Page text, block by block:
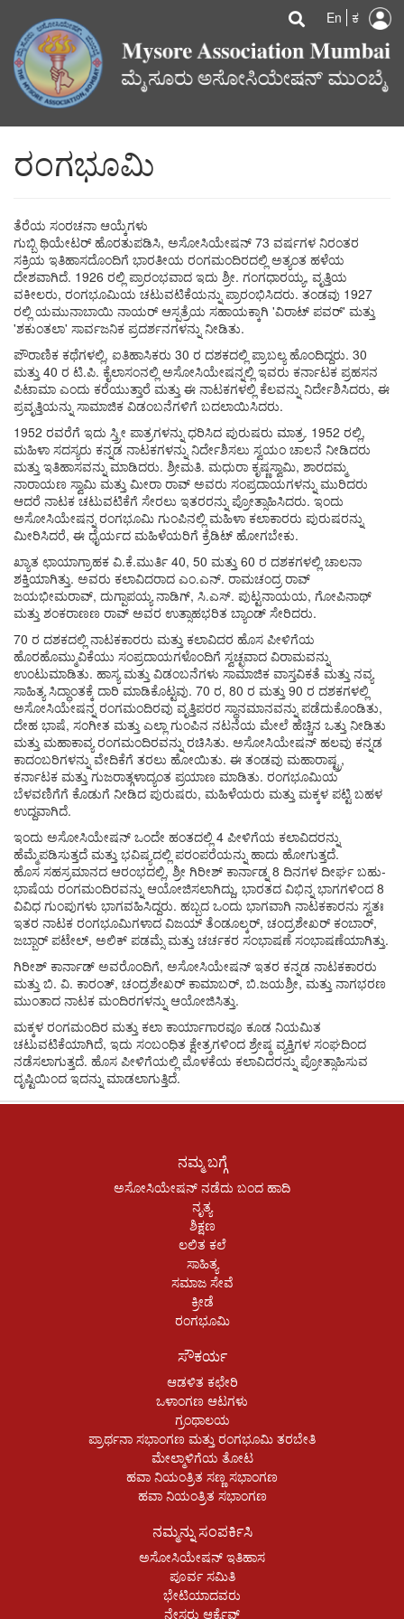
main
content
En ಕ
ರಂಗಭೂಮಿ
ತೆರೆಯ ಸಂರಚನಾ ಆಯ್ಕೆಗಳು
ಗುಬ್ಬಿ ಥಿಯೇಟರ್ ಹೊರತುಪಡಿಸಿ, ಅಸೋಸಿಯೇಷನ್ ​​73 ವರ್ಷಗಳ ನಿರಂತರ
ಸಕ್ರಿಯ ಇತಿಹಾಸದೊಂದಿಗೆ ಭಾರತೀಯ ರಂಗಮಂದಿರದಲ್ಲಿ ಅತ್ಯಂತ ಹಳೆಯ
ದೇಶವಾಗಿದೆ. 1926 ರಲ್ಲಿ ಪ್ರಾರಂಭವಾದ ಇದು ಶ್ರೀ. ಗಂಗಧಾರಯ್ಯ, ವೃತ್ತಿಯ
ವಕೀಲರು, ರಂಗಭೂಮಿಯ ಚಟುವಟಿಕೆಯನ್ನು ಪ್ರಾರಂಭಿಸಿದರು. ತಂಡವು 1927
ರಲ್ಲಿ ಯಮುನಾಬಾಯಿ ನಾಯರ್ ಆಸ್ಪತ್ರೆಯ ಸಹಾಯಕ್ಕಾಗಿ 'ವಿರಾಟ್ ಪವರ್' ಮತ್ತು
'ಶಕುಂತಲಾ' ಸಾರ್ವಜನಿಕ ಪ್ರದರ್ಶನಗಳನ್ನು ನೀಡಿತು.
ಪೌರಾಣಿಕ ಕಥೆಗಳಲ್ಲಿ, ಐತಿಹಾಸಿಕರು 30 ರ ದಶಕದಲ್ಲಿ ಪ್ರಾಬಲ್ಯ ಹೊಂದಿದ್ದರು. 30
ಮತ್ತು 40 ರ ಟಿ.ಪಿ. ಕೈಲಾಸಂನಲ್ಲಿ ಅಸೋಸಿಯೇಷನ್ನಲ್ಲಿ ಇವರು ಕರ್ನಾಟಕ ಪ್ರಹಸನ
ಪಿಟಾಮಾ ಎಂದು ಕರೆಯುತ್ತಾರೆ ಮತ್ತು ಈ ನಾಟಕಗಳಲ್ಲಿ ಕೆಲವನ್ನು ನಿರ್ದೇಶಿಸಿದರು, ಈ
ಪ್ರವೃತ್ತಿಯನ್ನು ಸಾಮಾಜಿಕ ವಿಡಂಬನೆಗಳಿಗೆ ಬದಲಾಯಿಸಿದರು.
1952 ರವರೆಗೆ ಇದು ಸ್ತ್ರೀ ಪಾತ್ರಗಳನ್ನು ಧರಿಸಿದ ಪುರುಷರು ಮಾತ್ರ. 1952 ರಲ್ಲಿ,
ಮಹಿಳಾ ಸದಸ್ಯರು ಕನ್ನಡ ನಾಟಕಗಳನ್ನು ನಿರ್ದೇಶಿಸಲು ಸ್ವಯಂ ಚಾಲನೆ ನೀಡಿದರು
ಮತ್ತು ಇತಿಹಾಸವನ್ನು ಮಾಡಿದರು. ಶ್ರೀಮತಿ. ಮಧುರಾ ಕೃಷ್ಣಸ್ವಾಮಿ, ಶಾರದಮ್ಮ
ನಾರಾಯಣ ಸ್ವಾಮಿ ಮತ್ತು ಮೀರಾ ರಾವ್ ಅವರು ಸಂಪ್ರದಾಯಗಳನ್ನು ಮುರಿದರು
ಆದರೆ ನಾಟಕ ಚಟುವಟಿಕೆಗೆ ಸೇರಲು ಇತರರನ್ನು ಪ್ರೋತ್ಸಾಹಿಸಿದರು. ಇಂದು
ಅಸೋಸಿಯೇಷನ್ನ ರಂಗಭೂಮಿ ಗುಂಪಿನಲ್ಲಿ ಮಹಿಳಾ ಕಲಾಕಾರರು ಪುರುಷರನ್ನು
ಮೀರಿಸಿದರೆ, ಈ ಧೈರ್ಯದ ಮಹಿಳೆಯರಿಗೆ ಕ್ರೆಡಿಟ್ ಹೋಗಬೇಕು.
ಖ್ಯಾತ ಛಾಯಾಗ್ರಾಹಕ ವಿ.ಕೆ.ಮುರ್ತಿ 40, 50 ಮತ್ತು 60 ರ ದಶಕಗಳಲ್ಲಿ ಚಾಲನಾ
ಶಕ್ತಿಯಾಗಿತ್ತು. ಅವರು ಕಲಾವಿದರಾದ ಎಂ.ಎನ್. ರಾಮಚಂದ್ರ ರಾವ್
ಜಯಭೀಮರಾವ್, ದುಗ್ಪಾಪಯ್ಯ ನಾಡಿಗ್, ಸಿ.ಎಸ್. ಪುಟ್ಟನಾಯಯ, ಗೋಪಿನಾಥ್
ಮತ್ತು ಶಂಕರಾಣಣ ರಾವ್ ಅವರ ಉತ್ಸಾಹಭರಿತ ಬ್ಯಾಂಡ್ ಸೇರಿದರು.
70 ರ ದಶಕದಲ್ಲಿ ನಾಟಕಕಾರರು ಮತ್ತು ಕಲಾವಿದರ ಹೊಸ ಪೀಳಿಗೆಯ
ಹೊರಹೊಮ್ಮುವಿಕೆಯು ಸಂಪ್ರದಾಯಗಳೊಂದಿಗೆ ಸ್ವಚ್ಛವಾದ ವಿರಾಮವನ್ನು
ಉಂಟುಮಾಡಿತು. ಹಾಸ್ಯ ಮತ್ತು ವಿಡಂಬನೆಗಳು ಸಾಮಾಜಿಕ ವಾಸ್ತವಿಕತೆ ಮತ್ತು ನವ್ಯ
ಸಾಹಿತ್ಯ ಸಿದ್ಧಾಂತಕ್ಕೆ ದಾರಿ ಮಾಡಿಕೊಟ್ಟವು. 70 ರ, 80 ರ ಮತ್ತು 90 ರ ದಶಕಗಳಲ್ಲಿ
ಅಸೋಸಿಯೇಷನ್ನ ರಂಗಮಂದಿರವು ವೃತ್ತಿಪರರ ಸ್ಥಾನಮಾನವನ್ನು ಪಡೆದುಕೊಂಡಿತು,
ದೇಹ ಭಾಷೆ, ಸಂಗೀತ ಮತ್ತು ಎಲ್ಲಾ ಗುಂಪಿನ ನಟನೆಯ ಮೇಲೆ ಹೆಚ್ಚಿನ ಒತ್ತು ನೀಡಿತು
ಮತ್ತು ಮಹಾಕಾವ್ಯ ರಂಗಮಂದಿರವನ್ನು ರಚಿಸಿತು. ಅಸೋಸಿಯೇಷನ್ ​​ಹಲವು ಕನ್ನಡ
ಕಾದಂಬರಿಗಳನ್ನು ವೇದಿಕೆಗೆ ತರಲು ಹೋಯಿತು. ಈ ತಂಡವು ಮಹಾರಾಷ್ಟ್ರ,
ಕರ್ನಾಟಕ ಮತ್ತು ಗುಜರಾತ್ಗಳಾದ್ಯಂತ ಪ್ರಯಾಣ ಮಾಡಿತು. ರಂಗಭೂಮಿಯ
ಬೆಳವಣಿಗೆಗೆ ಕೊಡುಗೆ ನೀಡಿದ ಪುರುಷರು, ಮಹಿಳೆಯರು ಮತ್ತು ಮಕ್ಕಳ ಪಟ್ಟಿ ಬಹಳ
ಉದ್ದವಾಗಿದೆ.
ಇಂದು ಅಸೋಸಿಯೇಷನ್ ​​ಒಂದೇ ಹಂತದಲ್ಲಿ 4 ಪೀಳಿಗೆಯ ಕಲಾವಿದರನ್ನು
ಹೆಮ್ಮೆಪಡಿಸುತ್ತದೆ ಮತ್ತು ಭವಿಷ್ಯದಲ್ಲಿ ಪರಂಪರೆಯನ್ನು ಹಾದು ಹೋಗುತ್ತದೆ.
ಹೊಸ ಸಹಸ್ರಮಾನದ ಆರಂಭದಲ್ಲಿ, ಶ್ರೀ ಗಿರೀಶ್ ಕಾರ್ನಾಡ್ನ 8 ದಿನಗಳ ದೀರ್ಘ ಬಹು-
ಭಾಷೆಯ ರಂಗಮಂದಿರವನ್ನು ಆಯೋಜಿಸಲಾಗಿದ್ದು, ಭಾರತದ ವಿಭಿನ್ನ ಭಾಗಗಳಿಂದ 8
ವಿವಿಧ ಗುಂಪುಗಳು ಭಾಗವಹಿಸಿದ್ದರು. ಹಬ್ಬದ ಒಂದು ಭಾಗವಾಗಿ ನಾಟಕಕಾರನು ಸ್ವತಃ
ಇತರ ನಾಟಕ ರಂಗಭೂಮಿಗಳಾದ ವಿಜಯ್ ತೆಂಡೂಲ್ಕರ್, ಚಂದ್ರಶೇಖರ್ ಕಂಬಾರ್,
ಜಬ್ಬಾರ್ ಪಟೇಲ್, ಅಲಿಕ್ ಪಡಮ್ಸೆ ಮತ್ತು ಚರ್ಚಕರ ಸಂಭಾಷಣೆ ಸಂಭಾಷಣೆಯಾಗಿತ್ತು.
ಗಿರೀಶ್ ಕಾರ್ನಾಡ್ ಅವರೊಂದಿಗೆ, ಅಸೋಸಿಯೇಷನ್ ​​ಇತರ ಕನ್ನಡ ನಾಟಕಕಾರರು
ಮತ್ತು ಬಿ. ವಿ. ಕಾರಂತ್, ಚಂದ್ರಶೇಖರ್ ಕಾಮಾಬರ್, ಬಿ.ಜಯಶ್ರೀ, ಮತ್ತು ನಾಗಭರಣ
ಮುಂತಾದ ನಾಟಕ ಮಂದಿರಗಳನ್ನು ಆಯೋಜಿಸಿತ್ತು.
ಮಕ್ಕಳ ರಂಗಮಂದಿರ ಮತ್ತು ಕಲಾ ಕಾರ್ಯಾಗಾರವೂ ಕೂಡ ನಿಯಮಿತ
ಚಟುವಟಿಕೆಯಾಗಿದೆ, ಇದು ಸಂಬಂಧಿತ ಕ್ಷೇತ್ರಗಳಿಂದ ಶ್ರೇಷ್ಠ ವ್ಯಕ್ತಿಗಳ ಸಂಘದಿಂದ
ನಡೆಸಲಾಗುತ್ತದೆ. ಹೊಸ ಪೀಳಿಗೆಯಲ್ಲಿ ಮೊಳಕೆಯ ಕಲಾವಿದರನ್ನು ಪ್ರೋತ್ಸಾಹಿಸುವ
ದೃಷ್ಟಿಯಿಂದ ಇದನ್ನು ಮಾಡಲಾಗುತ್ತಿದೆ.
ನಮ್ಮ ಬಗ್ಗೆ
ಅಸೋಸಿಯೇಷನ್ ನಡೆದು ಬಂದ ಹಾದಿ
ನೃತ್ಯ
ಶಿಕ್ಷಣ
ಲಲಿತ ಕಲೆ
ಸಾಹಿತ್ಯ
ಸಮಾಜ ಸೇವೆ
ಕ್ರೀಡೆ
ರಂಗಭೂಮಿ
ಸೌಕರ್ಯ
ಆಡಳಿತ ಕಛೇರಿ
ಒಳಾಂಗಣ ಆಟಗಳು
ಗ್ರಂಥಾಲಯ
ಪ್ರಾರ್ಥನಾ ಸಭಾಂಗಣ ಮತ್ತು ರಂಗಭೂಮಿ ತರಬೇತಿ
ಮೇಲ್ಮಾಳಿಗೆಯ ತೋಟ
ಹವಾ ನಿಯಂತ್ರಿತ ಸಣ್ಣ ಸಭಾಂಗಣ
ಹವಾ ನಿಯಂತ್ರಿತ ಸಭಾಂಗಣ
ನಮ್ಮನ್ನು ಸಂಪರ್ಕಿಸಿ
ಅಸೋಸಿಯೇಷನ್ ಇತಿಹಾಸ
ಪೂರ್ವ ಸಮಿತಿ
ಭೇಟಿಯಾದವರು
ನೇಸರು ಆರ್ಕೈವ್